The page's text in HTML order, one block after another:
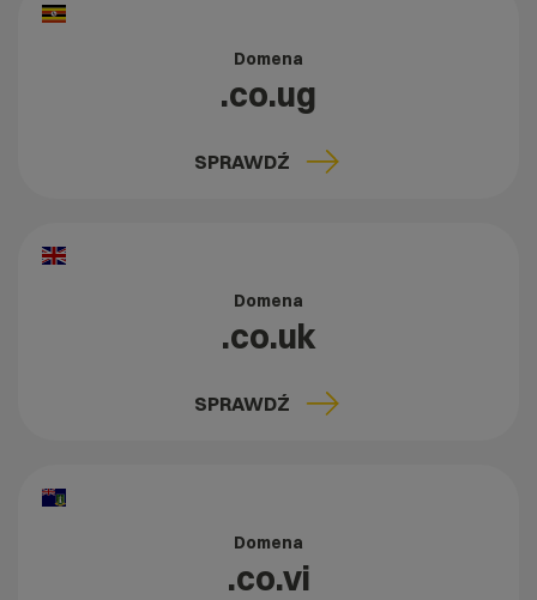
Domena
.co.ug
SPRAWDŹ
Domena
.co.uk
SPRAWDŹ
Domena
.co.vi